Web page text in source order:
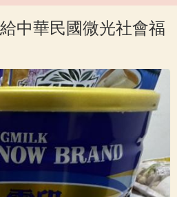
中華民國微光社會福